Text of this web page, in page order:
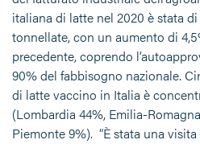
italiana di latte nel 2020 è stata
tonnellate, con un aumento di
precedente, coprendo
90% del fabbisogno nazionale.
di latte vaccino in Italia è
(Lombardia 44%, Emilia-
Piemonte 9%). “È stata una